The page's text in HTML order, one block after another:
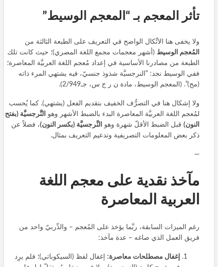
تأثر المعجم بـ “المعجم الوسيط”
ولا يخفى هنا الاتِّكال الواضح في التعريف على الطبعة الثالثة من
المُعجم الوسيط (أشهر معجمات مجمع اللغة المصري)؛ حيث كانت تلك
الطبعة من مصادرنا الأساسية في إعداد مُعجم اللغة العربيَّة المعاصرة؛
ففي الوسيط نجد: “النرجسيَّة شذوذ جنسيّ، فيه يشتهي المرء ذاته
(مج)”. (المعجم الوسيط، مادة ن ر ج س، جـ2/949).
ولا إشكال هنا في التصرُّف الخفيف بتقديم الفعل (يشتهي). كما يُحسب
لمُعجم اللغة العربيَّة المعاصرة البدء بالضبط الأشهر وهو
النَّرجسيَّة (بفتح
النون) قبل الضبط الأقلّ شهرة وهو النِّرجسيَّة (بكسر النون)، فضلاً عن
ذكر بعض المعلومات التصريفية وتدعيم التعريف بمثال.
—
مآخذ نقدية على معجم اللغة
العربية المعاصرة
رغم الميزات السابقة، ربَّما يؤخذ على المُعجم – والدِّربيّ واحد من
فريق العمل الذي صاغه – عدة مآخذ:
إغفال مصطلحات معاصرة: إغفال لفظ (السيكوباتي)؛ فلم يرِد